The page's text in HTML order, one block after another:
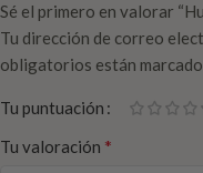
Sé el primero en valorar
Tu dirección de correo
obligatorios están
Tu puntuación
Tu valoración *